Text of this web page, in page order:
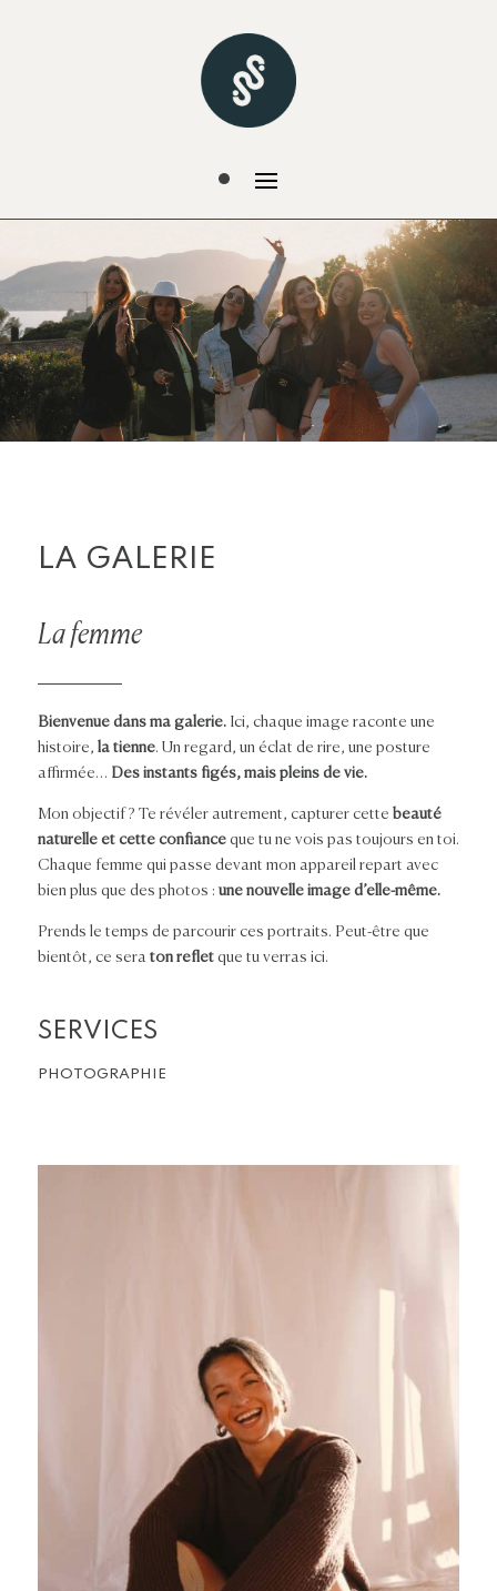
LA GALERIE
La femme
Bienvenue dans ma galerie.Ici, chaque image raconte une
histoire, la tienne. Un regard, un éclat de rire, une posture
affirmée… Des instants figés, mais pleins de vie.
Mon objectif ? Te révéler autrement, capturer cette beauté
naturelle et cette confianceque tu ne vois pas toujours en toi.
Chaque femme qui passe devant mon appareil repart avec
bien plus que des photos : une nouvelle image d’elle-même.
Prends le temps de parcourir ces portraits. Peut-être que
bientôt, ce sera ton refletque tu verras ici.
SERVICES
PHOTOGRAPHIE